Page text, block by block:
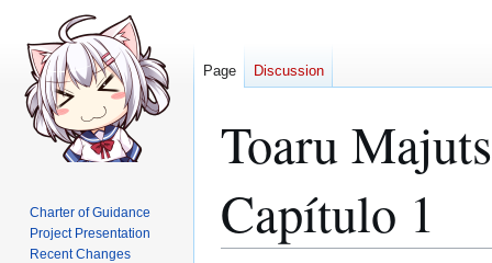
Toaru
Capítulo 1
Page Discussion
Charter of Guidance
Project Presentation
Recent Changes